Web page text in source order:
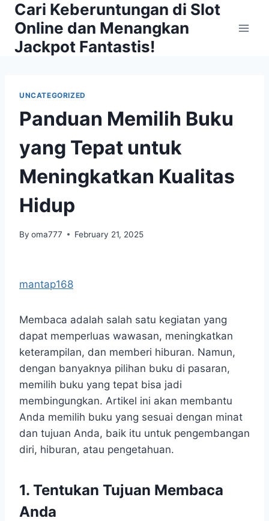
Skip
content
Cari Keberuntungan di Slot
Online dan Menangkan
Jackpot Fantastis!
UNCATEGORIZED
Panduan Memilih Buku
yang Tepat untuk
Meningkatkan Kualitas
Hidup
By oma777 February 21, 2025
mantap168
Membaca adalah salah satu kegiatan yang
dapat memperluas wawasan, meningkatkan
keterampilan, dan memberi hiburan. Namun,
dengan banyaknya pilihan buku di pasaran,
memilih buku yang tepat bisa jadi
membingungkan. Artikel ini akan membantu
Anda memilih buku yang sesuai dengan minat
dan tujuan Anda, baik itu untuk pengembangan
diri, hiburan, atau pengetahuan.
1. Tentukan Tujuan Membaca
Anda